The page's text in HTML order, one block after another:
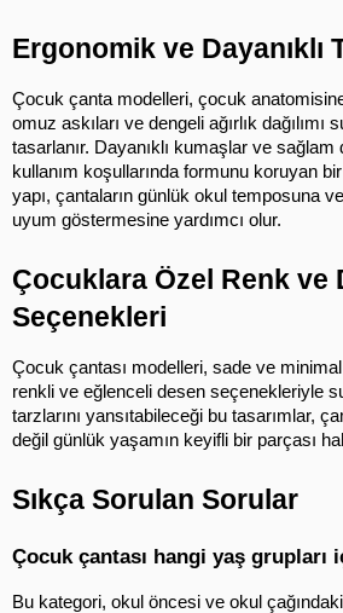
Ergonomik ve Dayanıklı
Çocuk çanta modelleri, çocuk
omuz askıları ve dengeli ağırlık dağılımı
tasarlanır. Dayanıklı kumaşlar ve sağlam
kullanım koşullarında formunu koruyan
yapı, çantaların günlük okul temposuna
uyum göstermesine yardımcı olur.
Çocuklara Özel Renk ve
Seçenekleri
Çocuk çantası modelleri, sade ve minimal
renkli ve eğlenceli desen seçenekleriyle
tarzlarını yansıtabileceği bu tasarımlar,
değil günlük yaşamın keyifli bir parçası
Sıkça Sorulan Sorular
Çocuk çantası hangi yaş grupları
Bu kategori, okul öncesi ve okul